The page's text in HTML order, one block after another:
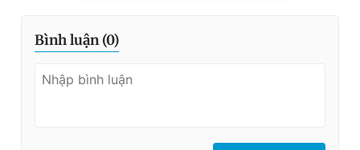
Bình luận (0)